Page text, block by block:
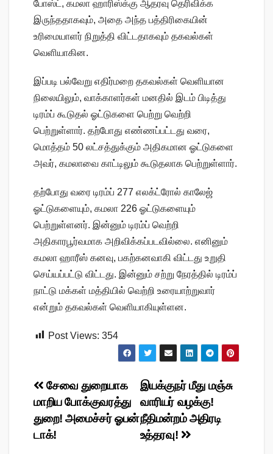
போஸ்ட், கமலா ஹாரிஸ்க்கு ஆதரவு தெரிவிக்க
இருந்ததாகவும், அதை அந்த பத்திரிகையின்
உரிமையாளர் நிறுத்தி விட்டதாகவும் தகவல்கள்
வெளியாகின.
இப்படி பல்வேறு எதிர்மறை தகவல்கள் வெளியான
நிலையிலும், வாக்காளர்கள் மனதில் இடம் பிடித்து
டிரம்ப் கூடுதல் ஓட்டுகளை பெற்று வெற்றி
பெற்றுள்ளார். தற்போது எண்ணப்பட்டது வரை,
மொத்தம் 50 லட்சத்துக்கும் அதிகமான ஓட்டுகளை
அவர், கமலாவை காட்டிலும் கூடுதலாக பெற்றுள்ளார்.
தற்போது வரை டிரம்ப் 277 எலக்ட்ரோல் காலேஜ்
ஓட்டுகளையும், கமலா 226 ஓட்டுகளையும்
பெற்றுள்ளனர். இன்னும் டிரம்ப் வெற்றி
அதிகாரபூர்வமாக அறிவிக்கப்படவில்லை. எனினும்
கமலா ஹாரீஸ் கனவு, பகற்கனவாகி விட்டது உறுதி
செய்யப்பட்டு விட்டது. இன்னும் சற்று நேரத்தில் டிரம்ப்
நாட்டு மக்கள் மத்தியில் வெற்றி உரையாற்றுவார்
என்றும் தகவல்கள் வெளியாகியுள்ளன.
Post Views: 354
Post
navigation
இயக்குநர் மீது மஞ்சு
வாரியர் வழக்கு!
நீதிமன்றம் அதிரடி
உத்தரவு!
சேவை துறையாக
மாறிய போக்குவரத்து
துறை! அமைச்சர் ஓபன்
டாக்!